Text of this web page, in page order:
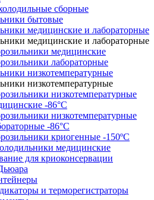
сборные
бытовые
медицинские и лабораторные
медицинские и лабораторные
медицинские
лабораторные
низкотемпературные
низкотемпературные
низкотемпературные
-86°С
низкотемпературные
-86°С
криогенные -150ºC
медицинские
для криоконсервации
и терморегистраторы